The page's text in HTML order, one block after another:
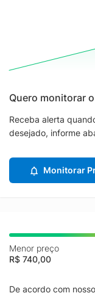
Quero monitorar
Receba alerta
desejado, informe
Monitorar
Menor preço
R$ 740,00
De acordo com